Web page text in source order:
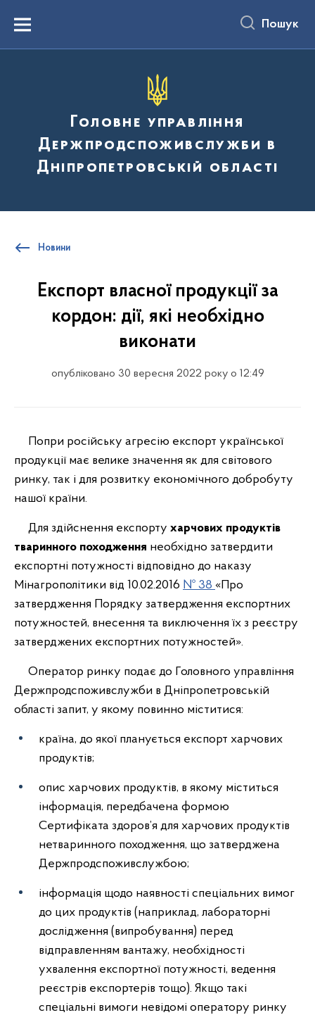
вмістуMenu Пошук
Головне управління
Держпродспоживслужби в
Дніпропетровській області
Новини
Експорт власної продукції за
кордон: дії, які необхідно
виконати
опубліковано 30 вересня 2022 року о 12:49
Попри російську агресію експорт української
продукції має велике значення як для світового
ринку, так і для розвитку економічного добробуту
нашої країни.
Для здійснення експорту харчових продуктів
тваринного походження необхідно затвердити
експортні потужності відповідно до наказу
Мінагрополітики від 10.02.2016 № 38 «Про
затвердження Порядку затвердження експортних
потужностей, внесення та виключення їх з реєстру
затверджених експортних потужностей».
Оператор ринку подає до Головного управління
Держпродспоживслужби в Дніпропетровській
області запит, у якому повинно міститися:
країна, до якої планується експорт харчових
продуктів;
опис харчових продуктів, в якому міститься
інформація, передбачена формою
Сертифіката здоров’я для харчових продуктів
нетваринного походження, що затверджена
Держпродспоживслужбою;
інформація щодо наявності спеціальних вимог
до цих продуктів (наприклад, лабораторні
дослідження (випробування) перед
відправленням вантажу, необхідності
ухвалення експортної потужності, ведення
реєстрів експортерів тощо). Якщо такі
спеціальні вимоги невідомі оператору ринку